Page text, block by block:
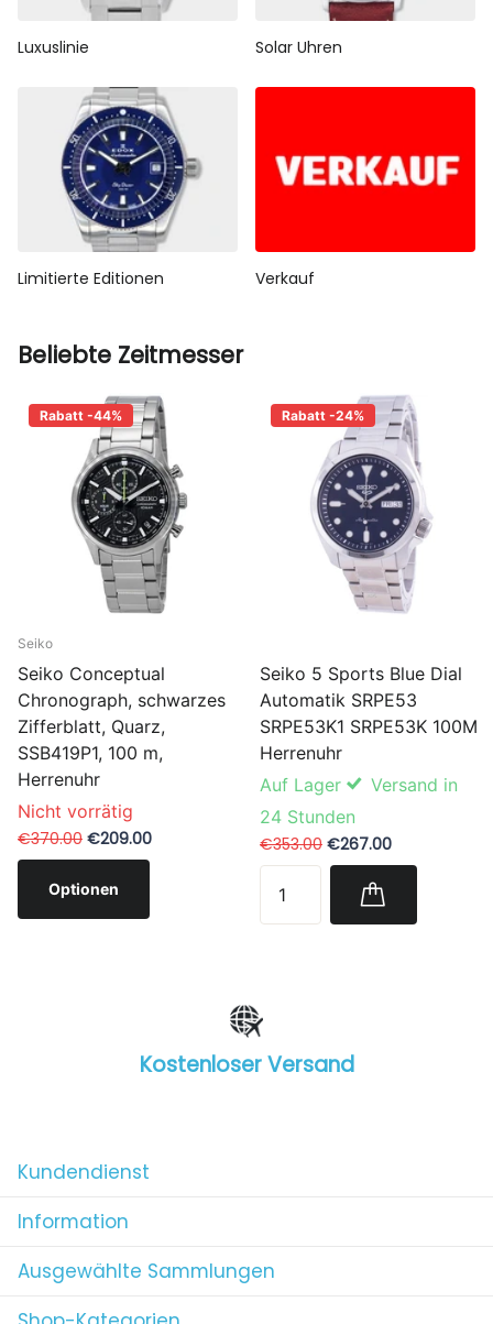
Luxuslinie Solar Uhren
Limitierte Editionen Verkauf
Beliebte Zeitmesser
Rabatt -44%
Seiko
Seiko Conceptual
Chronograph, schwarzes
Zifferblatt, Quarz,
SSB419P1, 100 m,
Herrenuhr
Nicht vorrätig
€370.00 €209.00
Optionen
Rabatt -24%
Seiko 5 Sports Blue Dial
Automatik SRPE53
SRPE53K1 SRPE53K 100M
Herrenuhr
Auf Lager
Versand in
24 Stunden
€353.00 €267.00
Kostenloser Versand
Kundendienst
Information
Ausgewählte Sammlungen